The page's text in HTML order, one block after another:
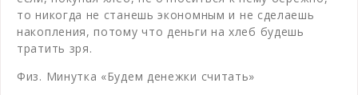
то никогда не станешь экономным и не сделаешь
накопления, потому что деньги на хлеб будешь
тратить зря.
Физ. Минутка «Будем денежки считать»